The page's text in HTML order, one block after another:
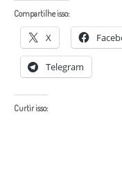
Compartilhe isso:
X
Telegram
Curtir isso: